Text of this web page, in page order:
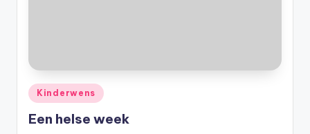
Geplaatst
in
Kinderwens
Een helse week